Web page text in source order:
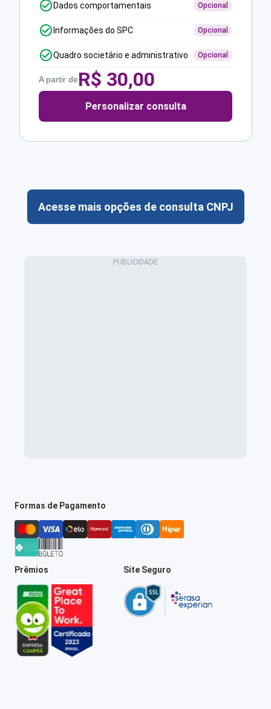
Dados comportamentais Opcional
Informações do SPC Opcional
Quadro societário e administrativo Opcional
A partir deR$ 30,00
Personalizar consulta
Acesse mais opções de consulta CNPJ
Formas de Pagamento
Prêmios Site Seguro